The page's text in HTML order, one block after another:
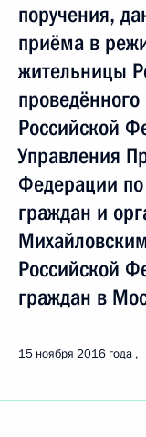
поручения,
приёма в
жительницы
Российской
Управления
Федерации
граждан и
Российской
граждан в
15 ноября 2016 года